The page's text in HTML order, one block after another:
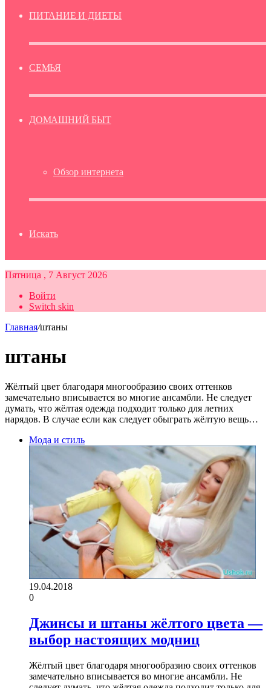
ПИТАНИЕ И ДИЕТЫ
СЕМЬЯ
ДОМАШНИЙ БЫТ
Обзор интернета
Искать
Пятница , 7 Август 2026
Войти
Switch skin
Главная/штаны
штаны
Жёлтый цвет благодаря многообразию своих оттенков
замечательно вписывается во многие ансамбли. Не следует
думать, что жёлтая одежда подходит только для летних
нарядов. В случае если как следует обыграть жёлтую вещь…
Мода и стиль
19.04.2018
0
Джинсы и штаны жёлтого цвета —
выбор настоящих модниц
Жёлтый цвет благодаря многообразию своих оттенков
замечательно вписывается во многие ансамбли. Не